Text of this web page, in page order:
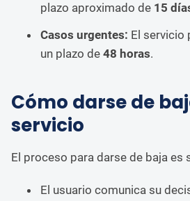
plazo aproximado de 15
Casos urgentes: El servicio
un plazo de 48 horas.
Cómo darse de
servicio
El proceso para darse de baja es
El usuario comunica su